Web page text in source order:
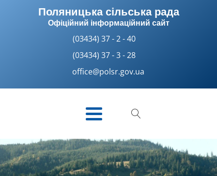
Поляницька сільська рада
Офіційний інформаційний сайт
(03434) 37 - 2 - 40
(03434) 37 - 3 - 28
office@polsr.gov.ua